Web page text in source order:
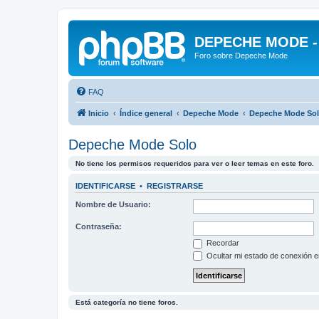
DEPECHE MODE
Foro sobre Depeche Mode
FAQ
Inicio Índice general Depeche Mode Depeche Mode
Depeche Mode Solo
No tiene los permisos requeridos para ver o leer temas en este foro.
IDENTIFICARSE • REGISTRARSE
Nombre de Usuario:
Contraseña:
Recordar
Ocultar mi estado de conexión
Está categoría no tiene foros.